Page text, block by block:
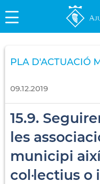
PLA D'ACTUACIÓ
09.12.2019
15.9.
les
municipi
col·lectius